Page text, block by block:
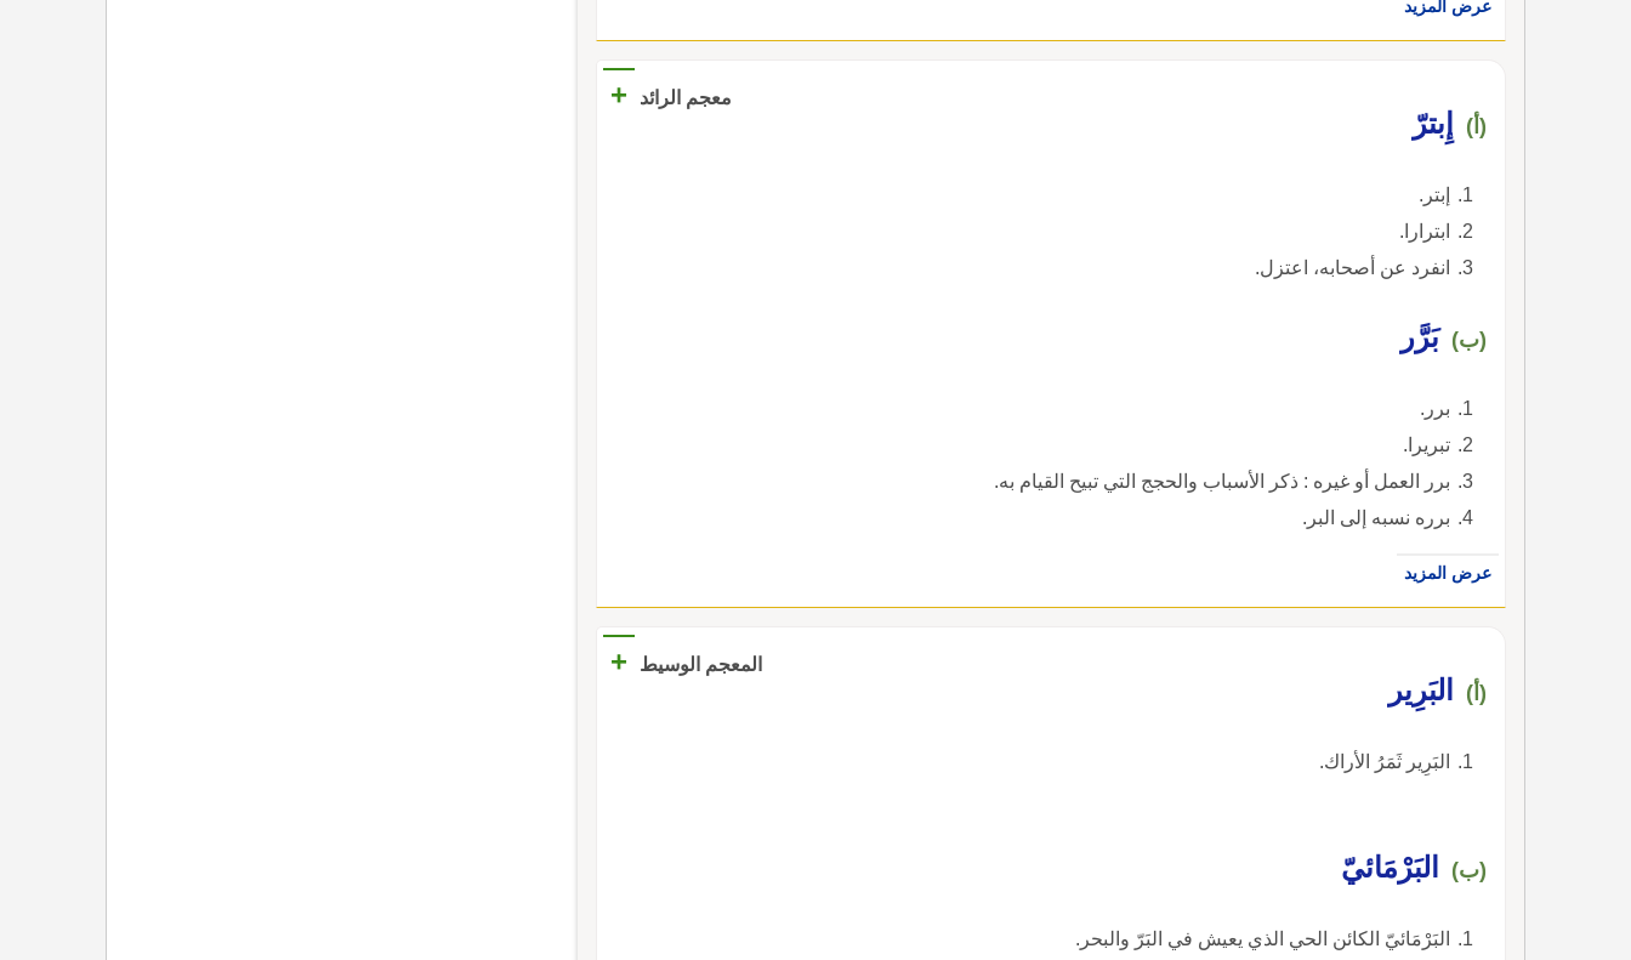
عرض المزيد
معجم الرائد +
(أ) إِبترّ
إبتر.
ابترارا.
انفرد عن أصحابه، اعتزل.
(ب) بَرَّر
برر.
تبريرا.
برر العمل أو غيره : ذكر الأسباب والحجج التي تبيح القيام به.
برره نسبه إلى البر.
عرض المزيد
المعجم الوسيط +
(أ) البَرِير
البَرِير ثَمَرُ الأراك.
(ب) البَرْمَائيّ
البَرْمَائيّ الكائن الحي الذي يعيش في البَرّ والبحر.